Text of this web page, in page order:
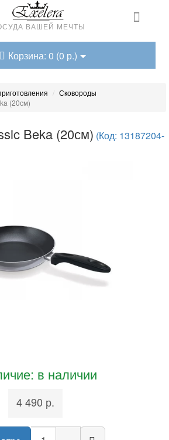
ВАШЕЙ МЕЧТЫ
Корзина: 0 (0 р.)
Сковороды
(20см)
Beka (20см) (Код: 13187204-
в наличии
4 490 р.